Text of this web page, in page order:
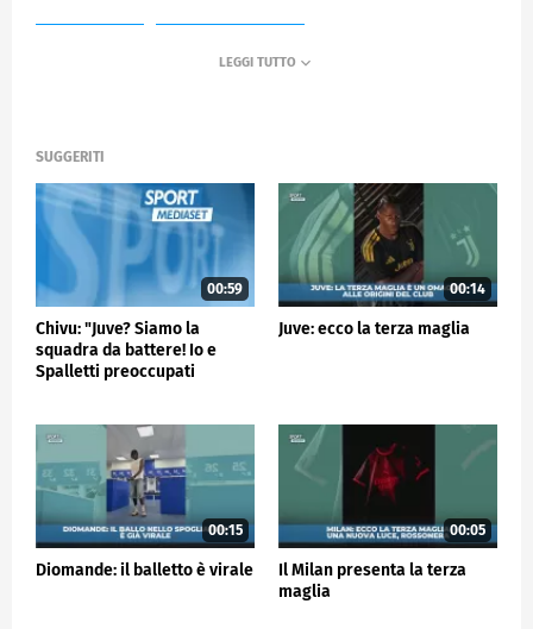
SUGGERITI
00:59
Chivu: "Juve? Siamo la
squadra da battere! Io e
Spalletti preoccupati
00:14
Juve: ecco la terza maglia
00:15
Diomande: il balletto è virale
00:05
Il Milan presenta la terza
maglia